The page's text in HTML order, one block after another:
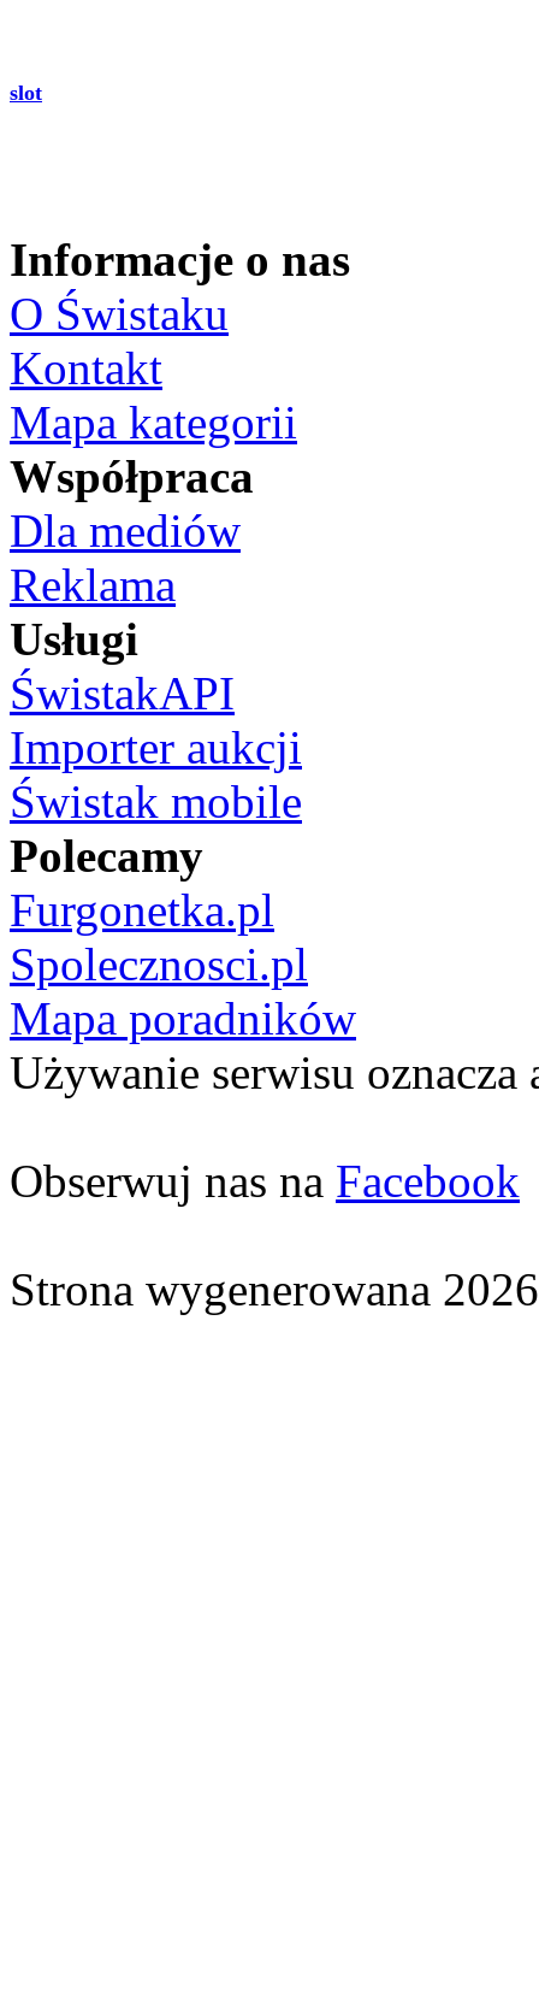
slot
Informacje o nas
O Świstaku
Kontakt
Mapa kategorii
Współpraca
Dla mediów
Reklama
Usługi
ŚwistakAPI
Importer aukcji
Świstak mobile
Polecamy
Furgonetka.pl
Spolecznosci.pl
Mapa poradników
Używanie serwisu oznacza
Obserwuj nas na Facebook
Strona wygenerowana